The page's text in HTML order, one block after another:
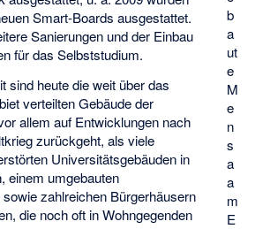
b
a
ut
e
M
e
n
s
a
a
m
E
Smart-Boards ausgestattet.
Sanierungen und der Einbau
für das Selbststudium.
sind heute die weit über das
verteilten Gebäude der
allem auf Entwicklungen nach
zurückgeht, als viele
Universitätsgebäuden in
einem umgebauten
zahlreichen Bürgerhäusern
die noch oft in Wohngegenden